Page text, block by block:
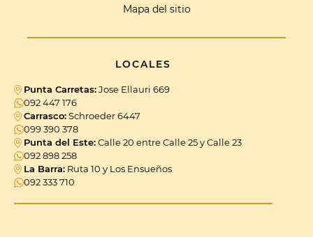
Mapa del sitio
LOCALES
Punta Carretas:Jose Ellauri 669
092 447 176
Carrasco:Schroeder 6447
099 390 378
Punta del Este:Calle 20 entre Calle 25 y Calle 23
092 898 258
La Barra: Ruta 10 y Los Ensueños
092 333 710